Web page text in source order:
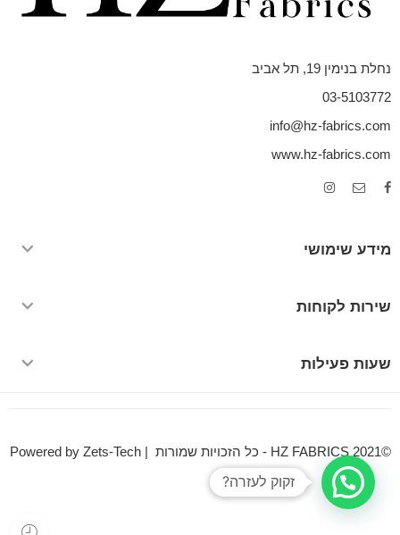
נחלת בנימין 19, תל אביב
03-5103772
info@hz-fabrics.com
www.hz-fabrics.com
מידע שימושי
שירות לקוחות
שעות פעילות
©HZ FABRICS 2021 - כל הזכויות שמורות | Powered by Zets-Tech
זקוק לעזרה?